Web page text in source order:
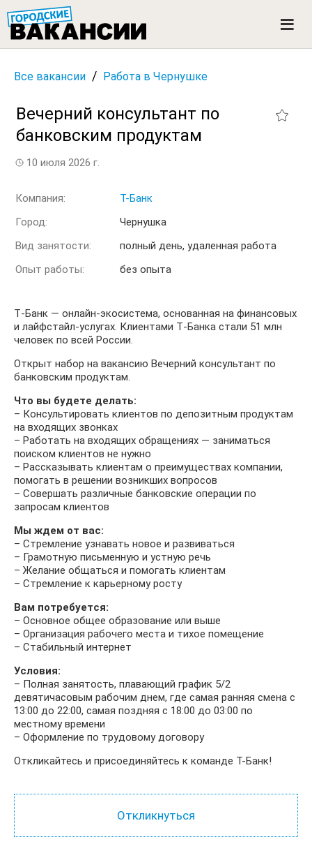
n
Все вакансии / Работа в Чернушке
Вечерний консультант по
банковским продуктам
10 июля 2026 г.
Компания:
Т-Банк
Город:
Чернушка
Вид занятости:
полный день, удаленная работа
Опыт работы:
без опыта
Т‑Банк — онлайн-экосистема, основанная на финансовых
и лайфстайл-услугах. Клиентами Т‑Банка стали 51 млн
человек по всей России.
Открыт набор на вакансию Вечерний консультант по
банковским продуктам.
Что вы будете делать:
– Консультировать клиентов по депозитным продуктам
на входящих звонках
– Работать на входящих обращениях — заниматься
поиском клиентов не нужно
– Рассказывать клиентам о преимуществах компании,
помогать в решении возникших вопросов
– Совершать различные банковские операции по
запросам клиентов
Мы ждем от вас:
– Стремление узнавать новое и развиваться
– Грамотную письменную и устную речь
– Желание общаться и помогать клиентам
– Стремление к карьерному росту
Вам потребуется:
– Основное общее образование или выше
– Организация рабочего места и тихое помещение
– Стабильный интернет
Условия:
– Полная занятость, плавающий график 5/2
девятичасовым рабочим днем, где самая ранняя смена с
13:00 до 22:00, самая поздняя с 18:00 до 03:00 по
местному времени
– Оформление по трудовому договору
Откликайтесь и присоединяйтесь к команде Т-Банк!